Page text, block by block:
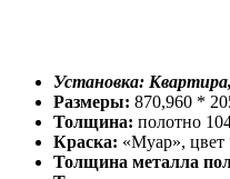
Установка:
Размеры: 870,960 *
Толщина: полотно
Краска: «Муар»,
Толщина металла